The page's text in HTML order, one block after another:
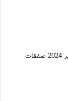
عروض قصر الأغذية قطر اليوم 15 فبراير حتى 21 فبراير 2024 صفقات